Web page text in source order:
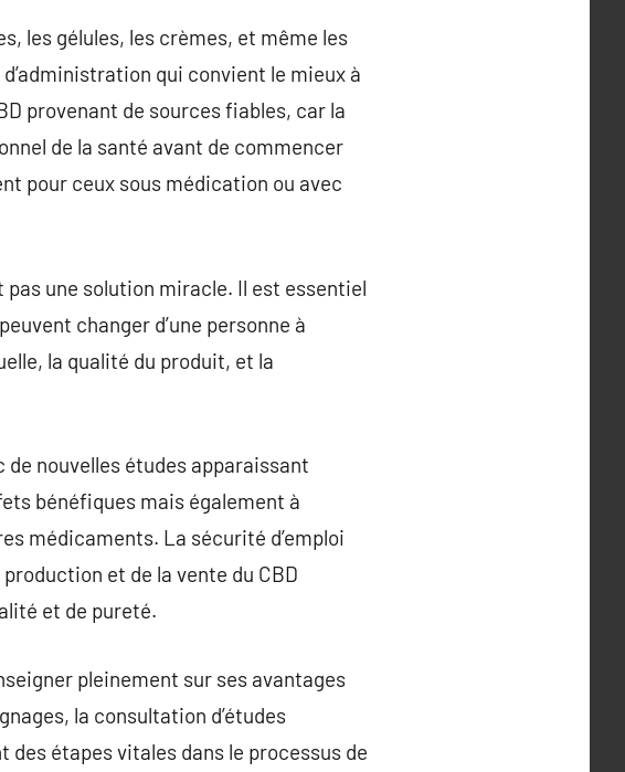
les gélules, les crèmes, et même les
qui convient le mieux à
provenant de sources fiables, car la
de la santé avant de commencer
pour ceux sous médication ou avec
pas une solution miracle. Il est essentiel
changer d’une personne à
la qualité du produit, et la
de nouvelles études apparaissant
bénéfiques mais également à
médicaments. La sécurité d’emploi
et de la vente du CBD
et de pureté.
pleinement sur ses avantages
la consultation d’études
étapes vitales dans le processus de